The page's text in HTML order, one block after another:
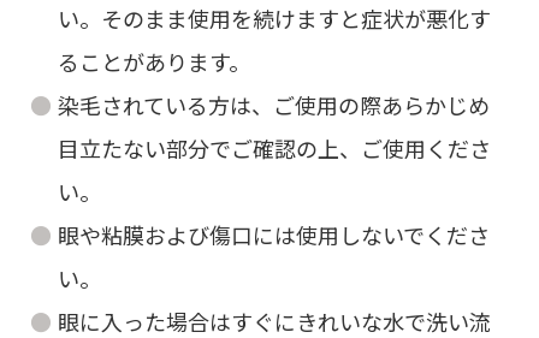
い。そのまま使用を続けますと症状が悪化す
ることがあります。
染毛されている方は、ご使用の際あらかじめ
目立たない部分でご確認の上、ご使用くださ
い。
眼や粘膜および傷口には使用しないでくださ
い。
眼に入った場合はすぐにきれいな水で洗い流